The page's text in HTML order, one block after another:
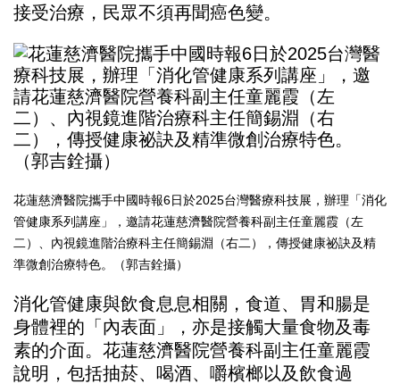
接受治療，民眾不須再聞癌色變。
花蓮慈濟醫院攜手中國時報6日於2025台灣醫療科技展，辦理「消化
管健康系列講座」，邀請花蓮慈濟醫院營養科副主任童麗霞（左
二）、內視鏡進階治療科主任簡錫淵（右二），傳授健康祕訣及精
準微創治療特色。（郭吉銓攝）
消化管健康與飲食息息相關，食道、胃和腸是
身體裡的「內表面」，亦是接觸大量食物及毒
素的介面。花蓮慈濟醫院營養科副主任童麗霞
說明，包括抽菸、喝酒、嚼檳榔以及飲食過